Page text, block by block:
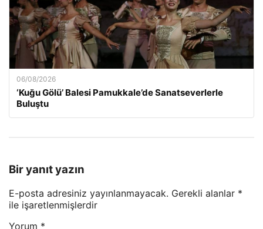
06/08/2026
‘Kuğu Gölü’ Balesi Pamukkale’de Sanatseverlerle
Buluştu
Bir yanıt yazın
E-posta adresiniz yayınlanmayacak. Gerekli alanlar *
ile işaretlenmişlerdir
Yorum *